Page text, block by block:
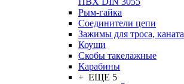
Рым-гайка
Соединители цепи
Зажимы для троса, каната
Коуши
Скобы такелажные
Карабины
+ ЕЩЕ 5